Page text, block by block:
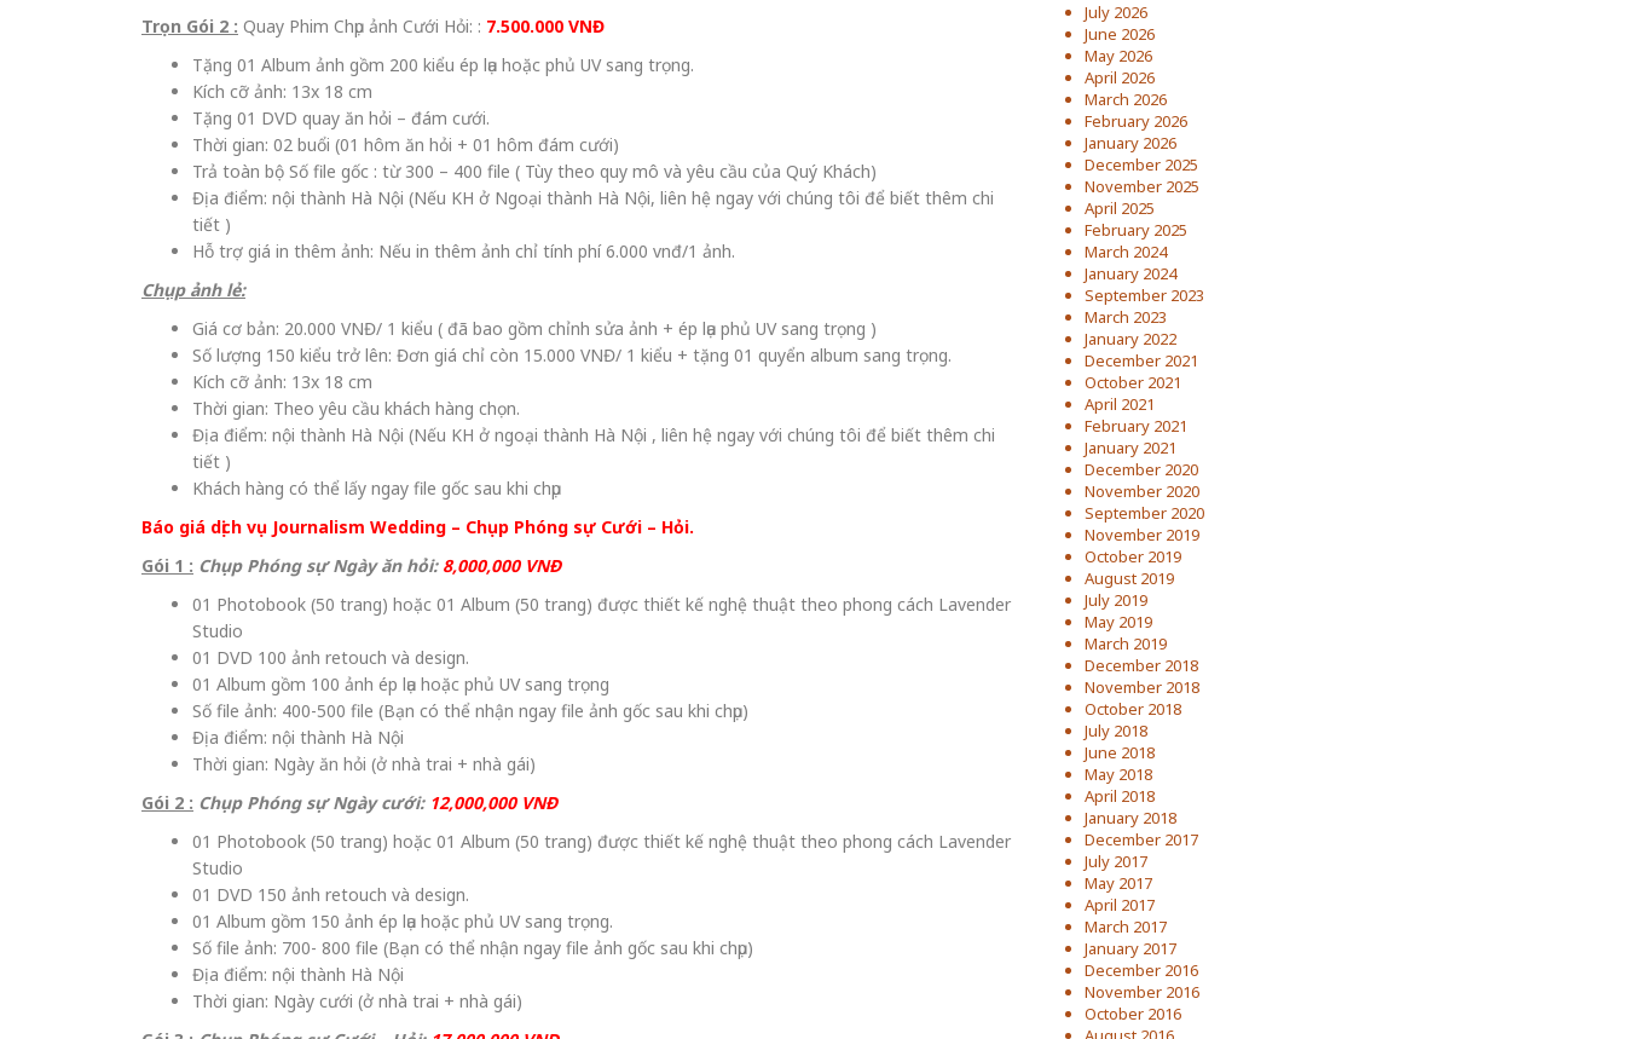
Trọn Gói 2 : Quay Phim Chụp ảnh Cưới Hỏi: : 7.500.000 VNĐ
Tặng 01 Album ảnh gồm 200 kiểu ép lụa hoặc phủ UV sang trọng.
Kích cỡ ảnh: 13x 18 cm
Tặng 01 DVD quay ăn hỏi – đám cưới.
Thời gian: 02 buổi (01 hôm ăn hỏi + 01 hôm đám cưới)
Trả toàn bộ Số file gốc : từ 300 – 400 file ( Tùy theo quy mô và yêu cầu của Quý Khách)
Địa điểm: nội thành Hà Nội (Nếu KH ở Ngoại thành Hà Nội, liên hệ ngay với chúng tôi để biết thêm chi
tiết )
Hỗ trợ giá in thêm ảnh: Nếu in thêm ảnh chỉ tính phí 6.000 vnđ/1 ảnh.
Chụp ảnh lẻ:
Giá cơ bản: 20.000 VNĐ/ 1 kiểu ( đã bao gồm chỉnh sửa ảnh + ép lụa phủ UV sang trọng )
Số lượng 150 kiểu trở lên: Đơn giá chỉ còn 15.000 VNĐ/ 1 kiểu + tặng 01 quyển album sang trọng.
Kích cỡ ảnh: 13x 18 cm
Thời gian: Theo yêu cầu khách hàng chọn.
Địa điểm: nội thành Hà Nội (Nếu KH ở ngoại thành Hà Nội , liên hệ ngay với chúng tôi để biết thêm chi
tiết )
Khách hàng có thể lấy ngay file gốc sau khi chụp
Báo giá dịch vụ Journalism Wedding – Chụp Phóng sự Cưới – Hỏi.
Gói 1 : Chụp Phóng sự Ngày ăn hỏi: 8,000,000 VNĐ
01 Photobook (50 trang) hoặc 01 Album (50 trang) được thiết kế nghệ thuật theo phong cách Lavender
Studio
01 DVD 100 ảnh retouch và design.
01 Album gồm 100 ảnh ép lụa hoặc phủ UV sang trọng
Số file ảnh: 400-500 file (Bạn có thể nhận ngay file ảnh gốc sau khi chụp)
Địa điểm: nội thành Hà Nội
Thời gian: Ngày ăn hỏi (ở nhà trai + nhà gái)
Gói 2 : Chụp Phóng sự Ngày cưới: 12,000,000 VNĐ
01 Photobook (50 trang) hoặc 01 Album (50 trang) được thiết kế nghệ thuật theo phong cách Lavender
Studio
01 DVD 150 ảnh retouch và design.
01 Album gồm 150 ảnh ép lụa hoặc phủ UV sang trọng.
Số file ảnh: 700- 800 file (Bạn có thể nhận ngay file ảnh gốc sau khi chụp)
Địa điểm: nội thành Hà Nội
Thời gian: Ngày cưới (ở nhà trai + nhà gái)
July 2026
June 2026
May 2026
April 2026
March 2026
February 2026
January 2026
December 2025
November 2025
April 2025
February 2025
March 2024
January 2024
September 2023
March 2023
January 2022
December 2021
October 2021
April 2021
February 2021
January 2021
December 2020
November 2020
September 2020
November 2019
October 2019
August 2019
July 2019
May 2019
March 2019
December 2018
November 2018
October 2018
July 2018
June 2018
May 2018
April 2018
January 2018
December 2017
July 2017
May 2017
April 2017
March 2017
January 2017
December 2016
November 2016
October 2016